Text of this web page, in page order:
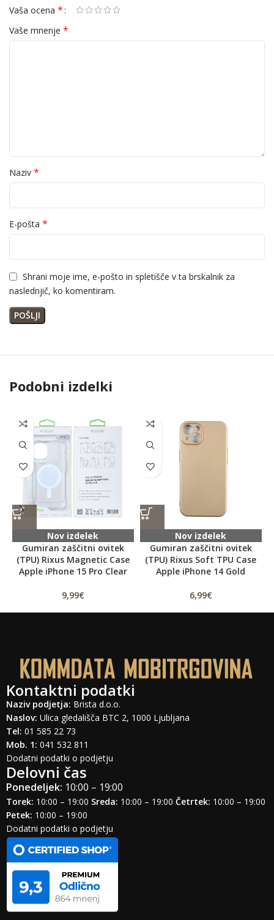
Vaša ocena *
Vaše mnenje *
Naziv *
E-pošta *
Shrani moje ime, e-pošto in spletišče v ta brskalnik za
naslednjič, ko komentiram.
Podobni izdelki
Nov izdelek
Gumiran zaščitni ovitek
(TPU) Rixus Magnetic Case
Apple iPhone 15 Pro Clear
9,99€
Nov izdelek
Gumiran zaščitni ovitek
(TPU) Rixus Soft TPU Case
Apple iPhone 14 Gold
6,99€
Kontaktni podatki
Naziv podjetja: Brista d.o.o.
Naslov: Ulica gledališča BTC 2, 1000 Ljubljana
Tel: 01 585 22 73
Mob. 1: 041 532 811
Dodatni podatki o podjetju
Delovni čas
Ponedeljek: 10:00 – 19:00
Torek: 10:00 – 19:00 Sreda: 10:00 – 19:00 Četrtek: 10:00 – 19:00
Petek: 10:00 – 19:00
Dodatni podatki o podjetju